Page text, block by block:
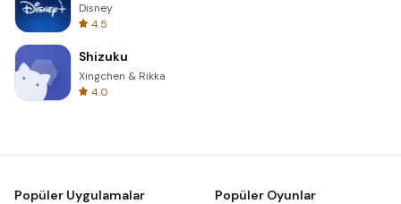
Disney
4.5
Shizuku
Xingchen & Rikka
4.0
Popüler Uygulamalar Popüler Oyunlar